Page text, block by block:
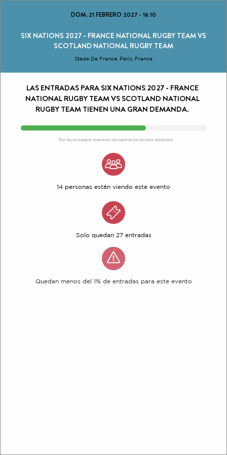
DOM. 21 FEBRERO 2027 - 16:10
SIX NATIONS 2027 - FRANCE NATIONAL RUGBY TEAM VS
SCOTLAND NATIONAL RUGBY TEAM
Stade De France, Paris, France
LAS ENTRADAS PARA SIX NATIONS 2027 - FRANCE
NATIONAL RUGBY TEAM VS SCOTLAND NATIONAL
RUGBY TEAM TIENEN UNA GRAN DEMANDA.
Por favor espere mientras revisamos los tickets restantes
14 personas están viendo este evento
Solo quedan 27 entradas
Quedan menos del 1% de entradas para este evento